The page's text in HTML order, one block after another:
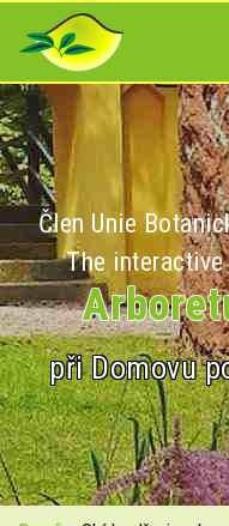
Člen Unie
The
při Domovu